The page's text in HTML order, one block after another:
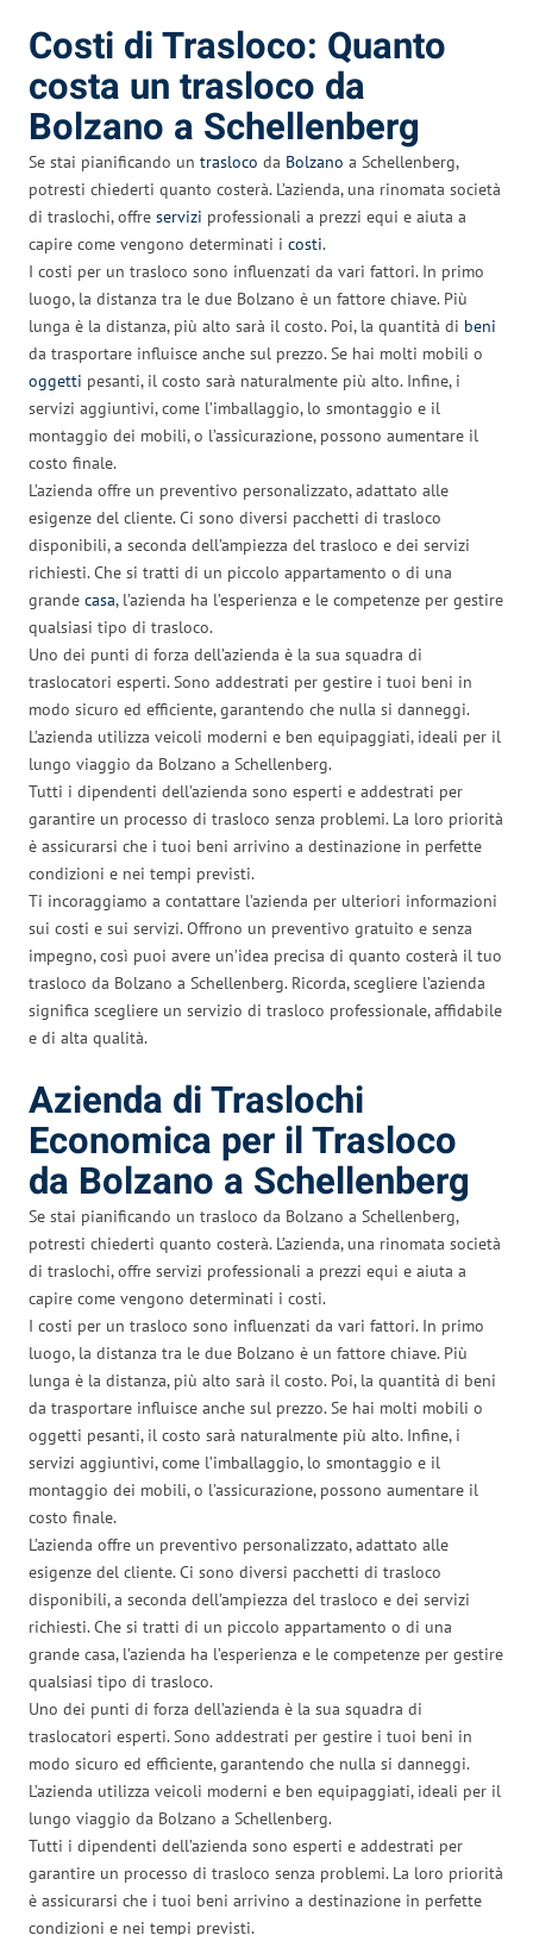
Costi di Trasloco: Quanto
costa un trasloco da
Bolzano a Schellenberg
Se stai pianificando un trasloco da Bolzano a Schellenberg,
potresti chiederti quanto costerà. L’azienda, una rinomata società
di traslochi, offre servizi professionali a prezzi equi e aiuta a
capire come vengono determinati i costi.
I costi per un trasloco sono influenzati da vari fattori. In primo
luogo, la distanza tra le due Bolzano è un fattore chiave. Più
lunga è la distanza, più alto sarà il costo. Poi, la quantità di beni
da trasportare influisce anche sul prezzo. Se hai molti mobili o
oggetti pesanti, il costo sarà naturalmente più alto. Infine, i
servizi aggiuntivi, come l’imballaggio, lo smontaggio e il
montaggio dei mobili, o l’assicurazione, possono aumentare il
costo finale.
L’azienda offre un preventivo personalizzato, adattato alle
esigenze del cliente. Ci sono diversi pacchetti di trasloco
disponibili, a seconda dell’ampiezza del trasloco e dei servizi
richiesti. Che si tratti di un piccolo appartamento o di una
grande casa, l’azienda ha l’esperienza e le competenze per gestire
qualsiasi tipo di trasloco.
Uno dei punti di forza dell’azienda è la sua squadra di
traslocatori esperti. Sono addestrati per gestire i tuoi beni in
modo sicuro ed efficiente, garantendo che nulla si danneggi.
L’azienda utilizza veicoli moderni e ben equipaggiati, ideali per il
lungo viaggio da Bolzano a Schellenberg.
Tutti i dipendenti dell’azienda sono esperti e addestrati per
garantire un processo di trasloco senza problemi. La loro priorità
è assicurarsi che i tuoi beni arrivino a destinazione in perfette
condizioni e nei tempi previsti.
Ti incoraggiamo a contattare l’azienda per ulteriori informazioni
sui costi e sui servizi. Offrono un preventivo gratuito e senza
impegno, così puoi avere un’idea precisa di quanto costerà il tuo
trasloco da Bolzano a Schellenberg. Ricorda, scegliere l’azienda
significa scegliere un servizio di trasloco professionale, affidabile
e di alta qualità.
Azienda di Traslochi
Economica per il Trasloco
da Bolzano a Schellenberg
Se stai pianificando un trasloco da Bolzano a Schellenberg,
potresti chiederti quanto costerà. L’azienda, una rinomata società
di traslochi, offre servizi professionali a prezzi equi e aiuta a
capire come vengono determinati i costi.
I costi per un trasloco sono influenzati da vari fattori. In primo
luogo, la distanza tra le due Bolzano è un fattore chiave. Più
lunga è la distanza, più alto sarà il costo. Poi, la quantità di beni
da trasportare influisce anche sul prezzo. Se hai molti mobili o
oggetti pesanti, il costo sarà naturalmente più alto. Infine, i
servizi aggiuntivi, come l’imballaggio, lo smontaggio e il
montaggio dei mobili, o l’assicurazione, possono aumentare il
costo finale.
L’azienda offre un preventivo personalizzato, adattato alle
esigenze del cliente. Ci sono diversi pacchetti di trasloco
disponibili, a seconda dell’ampiezza del trasloco e dei servizi
richiesti. Che si tratti di un piccolo appartamento o di una
grande casa, l’azienda ha l’esperienza e le competenze per gestire
qualsiasi tipo di trasloco.
Uno dei punti di forza dell’azienda è la sua squadra di
traslocatori esperti. Sono addestrati per gestire i tuoi beni in
modo sicuro ed efficiente, garantendo che nulla si danneggi.
L’azienda utilizza veicoli moderni e ben equipaggiati, ideali per il
lungo viaggio da Bolzano a Schellenberg.
Tutti i dipendenti dell’azienda sono esperti e addestrati per
garantire un processo di trasloco senza problemi. La loro priorità
è assicurarsi che i tuoi beni arrivino a destinazione in perfette
condizioni e nei tempi previsti.